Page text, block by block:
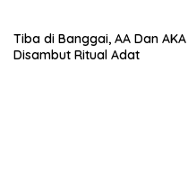
Tiba di Banggai, AA Dan AKA
Disambut Ritual Adat